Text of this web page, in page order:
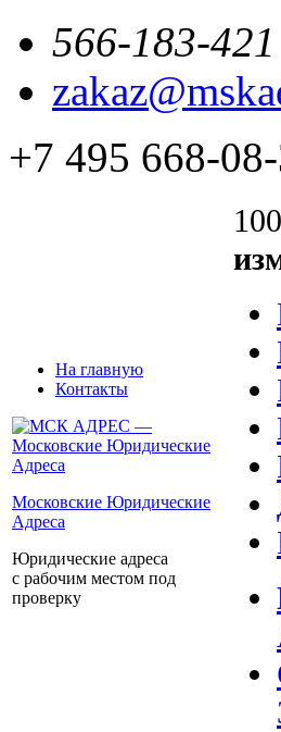
566-183-421
+7 495 668-
На главную
Контакты
Московские Юридические
Адреса
Юридические адреса
с рабочим местом под
проверку